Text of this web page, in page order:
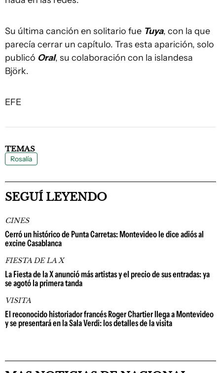
Su última canción en solitario fue Tuya, con la que
parecía cerrar un capítulo. Tras esta aparición, solo
publicó Oral, su colaboración con la islandesa
Björk.
EFE
TEMAS
Rosalía
SEGUÍ LEYENDO
CINES
Cerró un histórico de Punta Carretas: Montevideo le dice adiós al
excine Casablanca
FIESTA DE LA X
La Fiesta de la X anunció más artistas y el precio de sus entradas: ya
se agotó la primera tanda
VISITA
El reconocido historiador francés Roger Chartier llega a Montevideo
y se presentará en la Sala Verdi: los detalles de la visita